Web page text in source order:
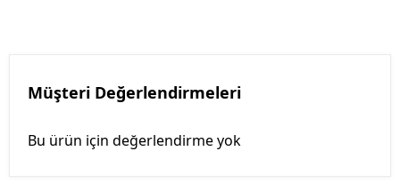
Müşteri Değerlendirmeleri
Bu ürün için değerlendirme yok